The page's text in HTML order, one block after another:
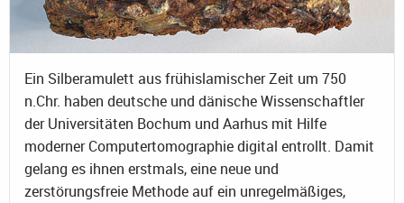
Ein Silberamulett aus frühislamischer Zeit um 750
n.Chr. haben deutsche und dänische Wissenschaftler
der Universitäten Bochum und Aarhus mit Hilfe
moderner Computertomographie digital entrollt. Damit
gelang es ihnen erstmals, eine neue und
zerstörungsfreie Methode auf ein unregelmäßiges,